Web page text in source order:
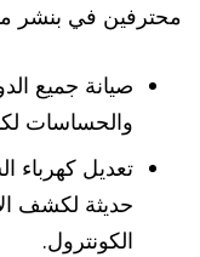
محترفين في بنشر
صيانة جميع
والحساسات
تعديل كهرباء
حديثة لكشف
الكونترول.